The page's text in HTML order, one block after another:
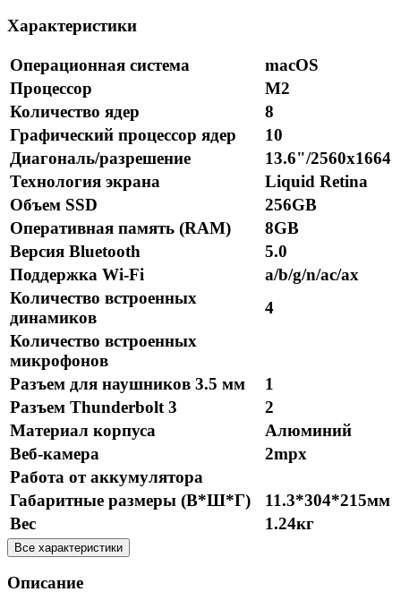
Характеристики
Операционная система
macOS
Процессор
M2
Количество ядер
8
Графический процессор ядер
10
Диагональ/разрешение
13.6"/2560x1664
Технология экрана
Liquid Retina
Объем SSD
256GB
Оперативная память (RAM)
8GB
Версия Bluetooth
5.0
Поддержка Wi-Fi
a/b/g/n/ac/ax
Количество встроенных
динамиков
4
Количество встроенных
микрофонов
Разъем для наушников 3.5 мм
1
Разъем Thunderbolt 3
2
Материал корпуса
Алюминий
Веб-камера
2mpx
Работа от аккумулятора
Габаритные размеры (В*Ш*Г)
11.3*304*215мм
Вес
1.24кг
Все характеристики
Описание